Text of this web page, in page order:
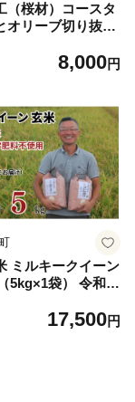
（桜材）コースタ
リーブ切り抜
8,000円
ミルキークイーン
袋） 令和7
化学肥料不使用
17,500円